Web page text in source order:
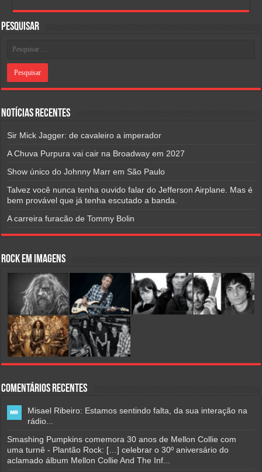
Pesquisar
Notícias Recentes
Sir Mick Jagger: de cavaleiro a imperador
A Chuva Purpura vai cair na Broadway em 2027
Show único do Johnny Marr em São Paulo
Talvez você nunca tenha ouvido falar do Jefferson Airplane. Mas é
bem provável que já tenha escutado a banda.
A carreira furacão de Tommy Bolin
Rock em Imagens
Comentários Recentes
Misael Ribeiro: Estamos sentindo falta, da sua interação na
rádio...
Smashing Pumpkins comemora 30 anos de Mellon Collie com
uma turnê - Plantão Rock: […] celebrar o 30º aniversário do
aclamado álbum Mellon Collie And The Inf...